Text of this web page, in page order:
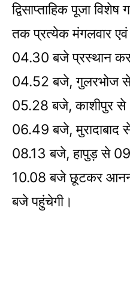
द्विसाप्ताहिक पूजा
तक प्रत्येक मंगलवार
04.30 बजे प्रस्थान
04.52 बजे, गुलरभोज
05.28 बजे, काशीपुर से
06.49 बजे, मुरादाबाद
08.13 बजे, हापुड़ से
10.08 बजे छूटकर आनन्द
बजे पहुंचेगी।